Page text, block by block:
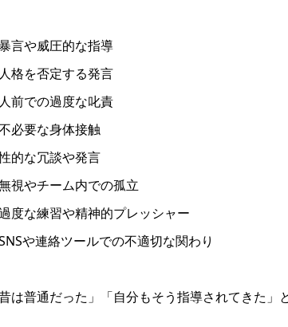
言や威圧的な指導
格を否定する発言
前での過度な叱責
必要な身体接触
的な冗談や発言
視やチーム内での孤立
度な練習や精神的プレッシャー
や連絡ツールでの不適切な関わり
は普通だった」「自分もそう指導されてきた